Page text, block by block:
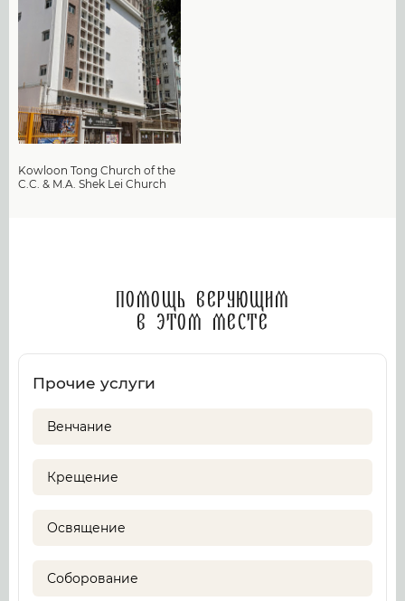
Kowloon Tong Church of the
C.C. & M.A. Shek Lei Church
Помощь верующим
в этом месте
Прочие услуги
Венчание
Крещение
Освящение
Соборование